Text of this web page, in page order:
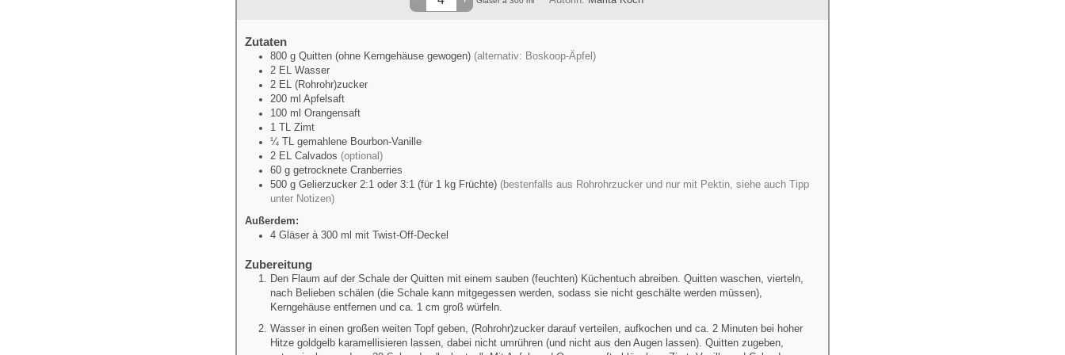
Zutaten
800 g Quitten (ohne Kerngehäuse gewogen) (alternativ: Boskoop-Äpfel)
2 EL Wasser
2 EL (Rohrohr)zucker
200 ml Apfelsaft
100 ml Orangensaft
1
TL Zimt
¼
TL gemahlene Bourbon-Vanille
2 EL Calvados (optional)
60 g getrocknete Cranberries
500 g Gelierzucker 2:1 oder 3:1 (für 1 kg Früchte) (bestenfalls aus Rohrohrzucker und nur mit Pektin, siehe auch Tipp
unter Notizen)
Außerdem:
4 Gläser à 300 ml mit Twist-Off-Deckel
Zubereitung
Den Flaum auf der Schale der Quitten mit einem sauben (feuchten) Küchentuch abreiben. Quitten waschen, vierteln,
nach Belieben schälen (die Schale kann mitgegessen werden, sodass sie nicht geschälte werden müssen),
Kerngehäuse entfernen und ca. 1 cm groß würfeln.
Wasser in einen großen weiten Topf geben, (Rohrohr)zucker darauf verteilen, aufkochen und ca. 2 Minuten bei hoher
Hitze goldgelb karamellisieren lassen, dabei nicht umrühren (und nicht aus den Augen lassen). Quitten zugeben,